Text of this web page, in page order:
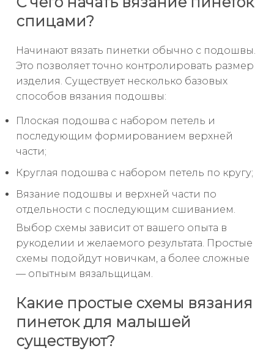
спицами?
Начинают вязать пинетки обычно с подошвы.
Это позволяет точно контролировать размер
изделия. Существует несколько базовых
способов вязания подошвы:
Плоская подошва с набором петель и
последующим формированием верхней
части;
Круглая подошва с набором петель по кругу;
Вязание подошвы и верхней части по
отдельности с последующим сшиванием.
Выбор схемы зависит от вашего опыта в
рукоделии и желаемого результата. Простые
схемы подойдут новичкам, а более сложные
— опытным вязальщицам.
Какие простые схемы вязания
пинеток для малышей
существуют?